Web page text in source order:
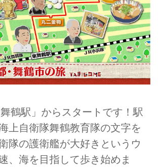
鶴駅」からスタートです！駅
上自衛隊舞鶴教育隊の文字を
隊の護衛艦が大好きというウ
、海を目指して歩き始めま